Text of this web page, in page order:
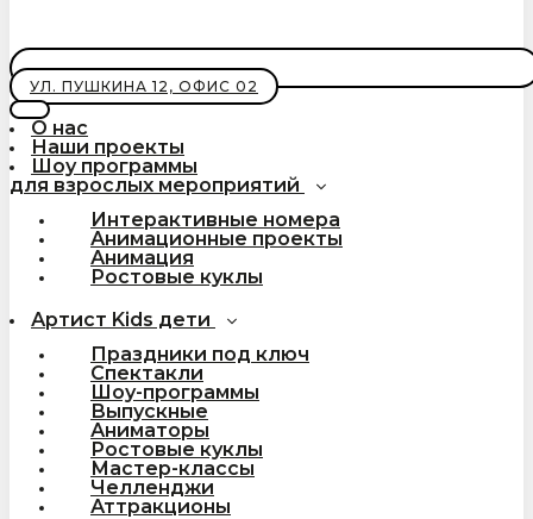
УЛ. ПУШКИНА 12, ОФИС 02
О нас
Наши проекты
Шоу программы
для взрослых мероприятий
Интерактивные номера
Анимационные проекты
Анимация
Ростовые куклы
Артист Kids дети
Праздники под ключ
Спектакли
Шоу-программы
Выпускные
Аниматоры
Ростовые куклы
Мастер-классы
Челленджи
Аттракционы